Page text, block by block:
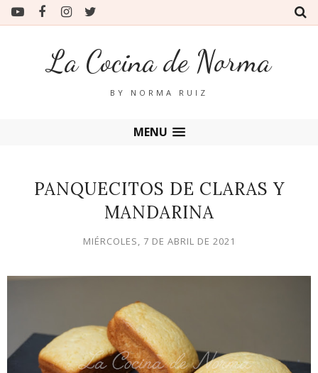
La Cocina de Norma
BY NORMA RUIZ
MENU
PANQUECITOS DE CLARAS Y
MANDARINA
MIÉRCOLES, 7 DE ABRIL DE 2021